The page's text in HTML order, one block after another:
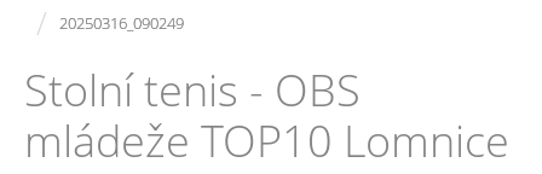
/ 20250316_090249
Stolní tenis - OBS
mládeže TOP10 Lomnice